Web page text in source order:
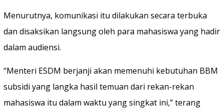
Menurutnya, komunikasi itu dilakukan secara terbuka
dan disaksikan langsung oleh para mahasiswa yang hadir
dalam audiensi.
“Menteri ESDM berjanji akan memenuhi kebutuhan BBM
subsidi yang langka hasil temuan dari rekan-rekan
mahasiswa itu dalam waktu yang singkat ini,” terang